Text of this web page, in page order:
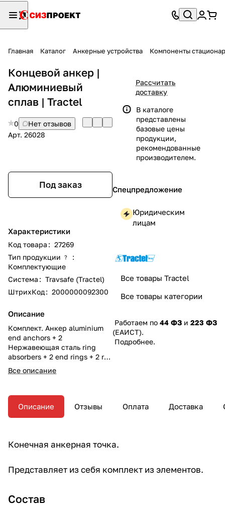
Главная Каталог Анкерные устройства Компоненты
Концевой анкер |
Алюминиевый
сплав | Tractel
0
Нет отзывов
Арт. 26028
Под заказ
Характеристики
Код товара : 27269
Тип продукции
?
:
Комплектующие
Система : Travsafe (Tractel)
ШтрихКод: 2000000092300
Описание
Комплект. Анкер aluminium
end anchors + 2
Нержавеющая сталь ring
absorbers + 2 end rings + 2 red
end pieces (2 by line)
Все описание
Рассчитать
доставку
В каталоге
представлены
базовые цены
продукции,
рекомендованные
производителем.
Спецпредложение
Юридическим
лицам
Все товары Tractel
Все товары категории
Работаем по 44 ФЗ и 223 ФЗ
(ЕАИСТ).
Подробнее.
Описание Отзывы Оплата Доставка
Конечная анкерная точка.
Представляет из себя комплект из элементов.
Состав